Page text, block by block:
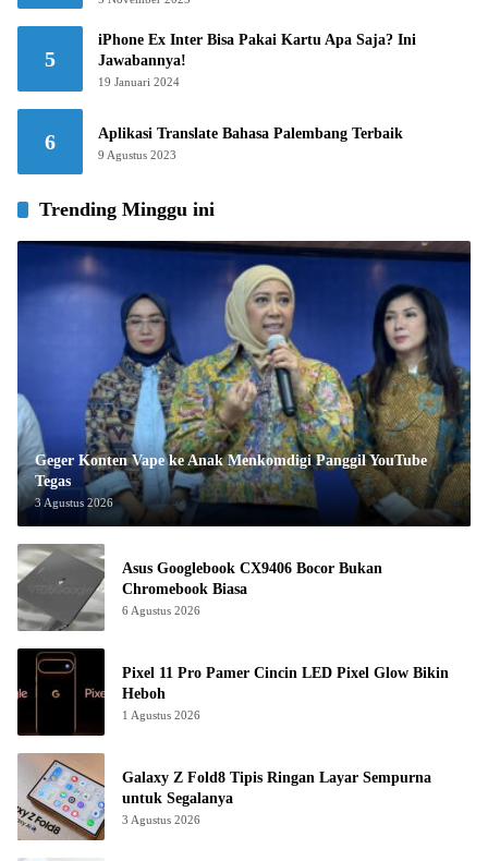
5
iPhone Ex Inter Bisa Pakai Kartu Apa Saja? Ini
Jawabannya!
19 Januari 2024
6 Aplikasi Translate Bahasa Palembang Terbaik
9 Agustus 2023
Trending Minggu ini
Geger Konten Vape ke Anak Menkomdigi Panggil YouTube
Tegas
3 Agustus 2026
Asus Googlebook CX9406 Bocor Bukan
Chromebook Biasa
6 Agustus 2026
Pixel 11 Pro Pamer Cincin LED Pixel Glow Bikin
Heboh
1 Agustus 2026
Galaxy Z Fold8 Tipis Ringan Layar Sempurna
untuk Segalanya
3 Agustus 2026